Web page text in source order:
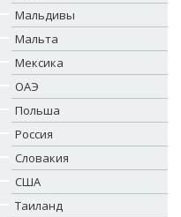
Мальдивы
Мальта
Мексика
ОАЭ
Польша
Россия
Словакия
США
Таиланд